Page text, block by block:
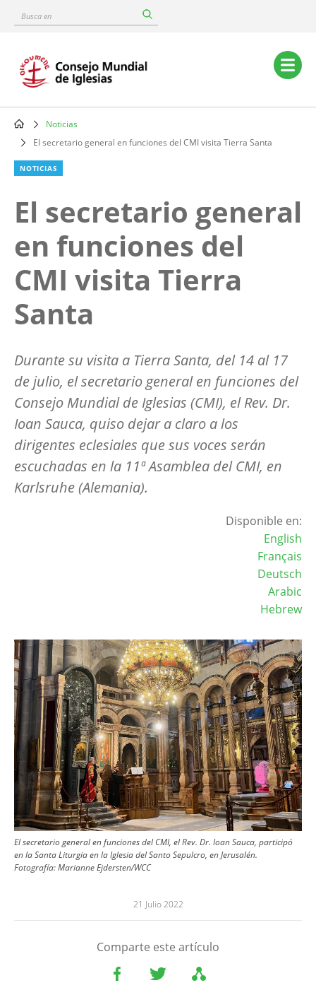
content
Busca
Main
navigation
Breadcrumb
Noticias
El secretario general en funciones del CMI visita Tierra Santa
NOTICIAS
El secretario general
en funciones del
CMI visita Tierra
Santa
Durante su visita a Tierra Santa, del 14 al 17
de julio, el secretario general en funciones del
Consejo Mundial de Iglesias (CMI), el Rev. Dr.
Ioan Sauca, quiso dejar a claro a los
dirigentes eclesiales que sus voces serán
escuchadas en la 11ª Asamblea del CMI, en
Karlsruhe (Alemania).
Disponible en:
English
Français
Deutsch
Arabic
Hebrew
Image
El secretario general en funciones del CMI, el Rev. Dr. Ioan Sauca, participó
en la Santa Liturgia en la Iglesia del Santo Sepulcro, en Jerusalén.
Fotografía:Marianne Ejdersten/WCC
21 Julio 2022
Comparte este artículo